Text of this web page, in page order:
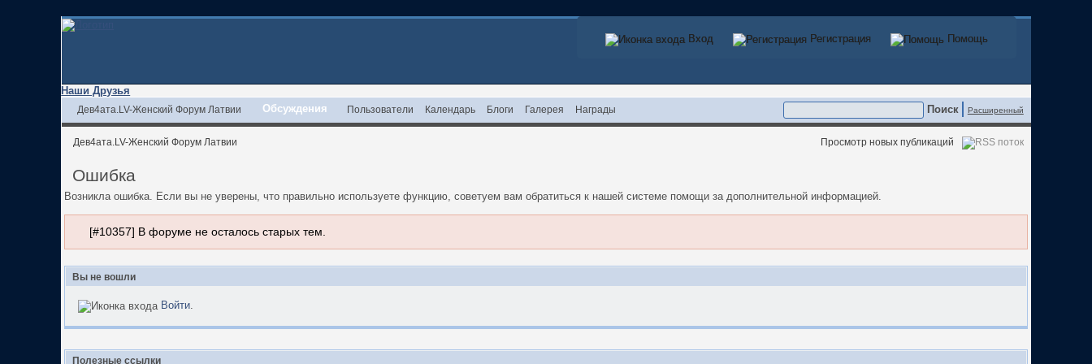
Вход Регистрация Помощь
Вход Регистрация Помощь
Наши Друзья
Расширенный
Дев4ата.LV-Женский Форум Латвии Обсуждения Пользователи Календарь Блоги Галерея Награды
Дев4ата.LV-Женский Форум Латвии Просмотр новых публикаций
Ошибка
Возникла ошибка. Если вы не уверены, что правильно используете функцию, советуем вам обратиться к нашей системе помощи за дополнительной информацией.
[#10357] В форуме не осталось старых тем.
Вы не вошли
Войти.
Полезные ссылки